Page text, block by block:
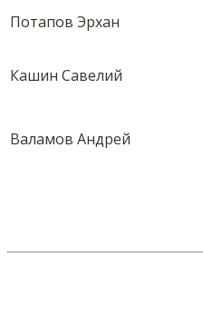
Потапов Эрхан
Кашин Савелий
Валамов Андрей